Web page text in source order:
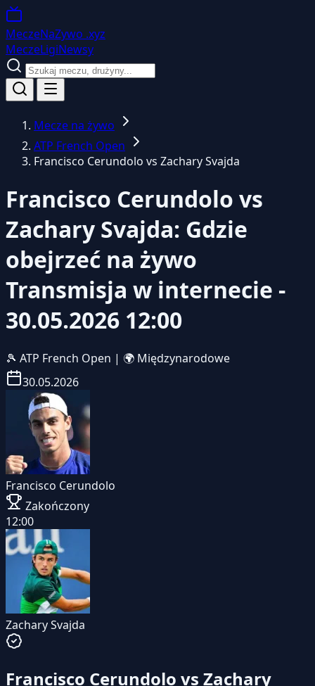
MeczeNaZywo .xyz
MeczeLigiNewsy
Mecze na żywo
ATP French Open
Francisco Cerundolo vs Zachary Svajda
Francisco Cerundolo vs
Zachary Svajda: Gdzie
obejrzeć na żywo
Transmisja w internecie -
30.05.2026 12:00
🎾 ATP French Open | 🌍 Międzynarodowe
30.05.2026
Francisco Cerundolo
Zakończony
12:00
Zachary Svajda
Francisco Cerundolo vs Zachary